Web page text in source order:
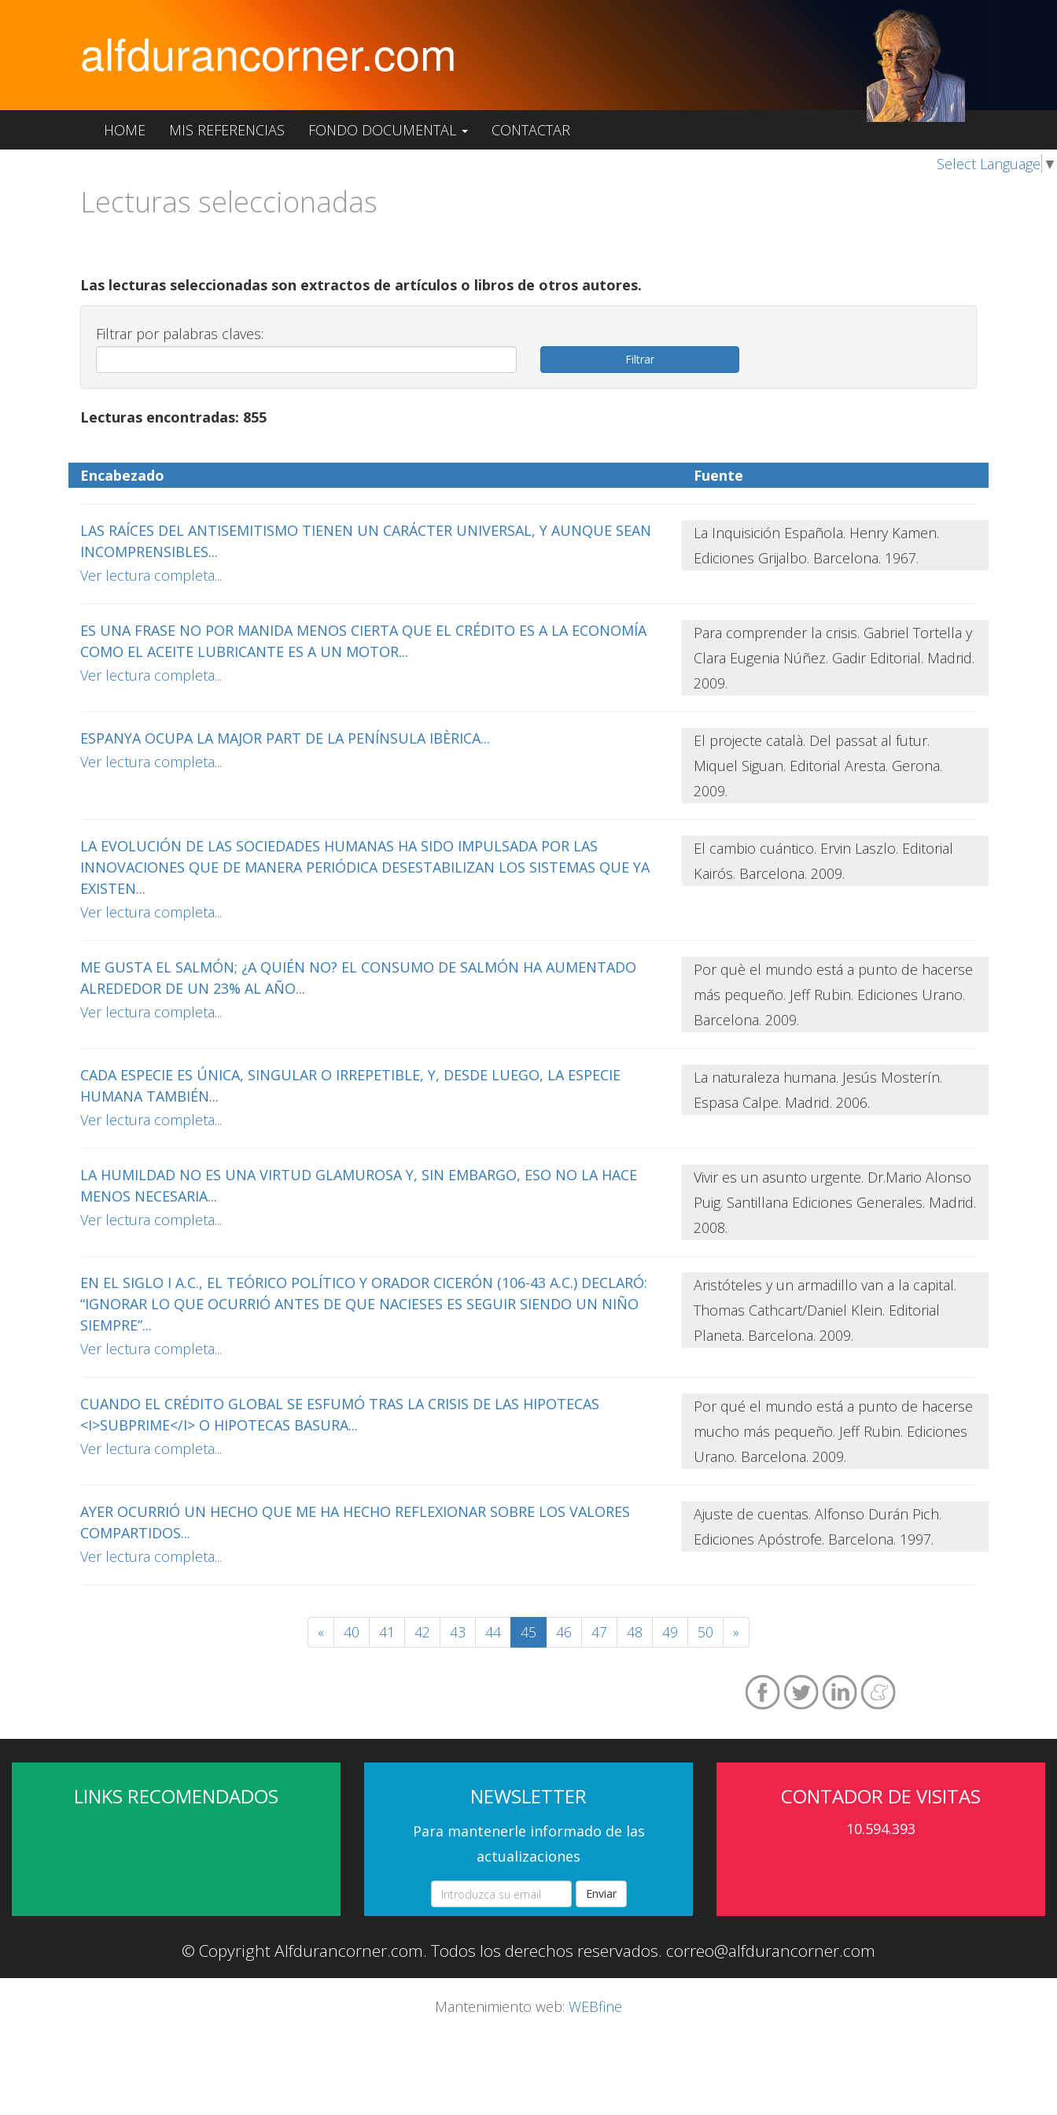
alfdurancorner.com
HOME MIS REFERENCIAS FONDO DOCUMENTAL
CONTACTAR
Select Language ▼
Lecturas seleccionadas
Las lecturas seleccionadas son extractos de artículos o libros de otros autores.
Filtrar por palabras claves:
Lecturas encontradas: 855
Encabezado Fuente
LAS RAÍCES DEL ANTISEMITISMO TIENEN UN CARÁCTER UNIVERSAL, Y AUNQUE SEAN
INCOMPRENSIBLES...
Ver lectura completa...
La Inquisición Española. Henry Kamen.
Ediciones Grijalbo. Barcelona. 1967.
ES UNA FRASE NO POR MANIDA MENOS CIERTA QUE EL CRÉDITO ES A LA ECONOMÍA
COMO EL ACEITE LUBRICANTE ES A UN MOTOR...
Ver lectura completa...
Para comprender la crisis. Gabriel Tortella y
Clara Eugenia Núñez. Gadir Editorial. Madrid.
2009.
ESPANYA OCUPA LA MAJOR PART DE LA PENÍNSULA IBÈRICA...
Ver lectura completa...
El projecte català. Del passat al futur.
Miquel Siguan. Editorial Aresta. Gerona.
2009.
LA EVOLUCIÓN DE LAS SOCIEDADES HUMANAS HA SIDO IMPULSADA POR LAS
INNOVACIONES QUE DE MANERA PERIÓDICA DESESTABILIZAN LOS SISTEMAS QUE YA
EXISTEN...
Ver lectura completa...
El cambio cuántico. Ervin Laszlo. Editorial
Kairós. Barcelona. 2009.
ME GUSTA EL SALMÓN; ¿A QUIÉN NO? EL CONSUMO DE SALMÓN HA AUMENTADO
ALREDEDOR DE UN 23% AL AÑO...
Ver lectura completa...
Por què el mundo está a punto de hacerse
más pequeño. Jeff Rubin. Ediciones Urano.
Barcelona. 2009.
CADA ESPECIE ES ÚNICA, SINGULAR O IRREPETIBLE, Y, DESDE LUEGO, LA ESPECIE
HUMANA TAMBIÉN...
Ver lectura completa...
La naturaleza humana. Jesús Mosterín.
Espasa Calpe. Madrid. 2006.
LA HUMILDAD NO ES UNA VIRTUD GLAMUROSA Y, SIN EMBARGO, ESO NO LA HACE
MENOS NECESARIA...
Ver lectura completa...
Vivir es un asunto urgente. Dr.Mario Alonso
Puig. Santillana Ediciones Generales. Madrid.
2008.
EN EL SIGLO I A.C., EL TEÓRICO POLÍTICO Y ORADOR CICERÓN (106-43 A.C.) DECLARÓ:
“IGNORAR LO QUE OCURRIÓ ANTES DE QUE NACIESES ES SEGUIR SIENDO UN NIÑO
SIEMPRE”...
Ver lectura completa...
Aristóteles y un armadillo van a la capital.
Thomas Cathcart/Daniel Klein. Editorial
Planeta. Barcelona. 2009.
CUANDO EL CRÉDITO GLOBAL SE ESFUMÓ TRAS LA CRISIS DE LAS HIPOTECAS
<I>SUBPRIME</I> O HIPOTECAS BASURA...
Ver lectura completa...
Por qué el mundo está a punto de hacerse
mucho más pequeño. Jeff Rubin. Ediciones
Urano. Barcelona. 2009.
AYER OCURRIÓ UN HECHO QUE ME HA HECHO REFLEXIONAR SOBRE LOS VALORES
COMPARTIDOS...
Ver lectura completa...
Ajuste de cuentas. Alfonso Durán Pich.
Ediciones Apóstrofe. Barcelona. 1997.
« 40 41 42 43 44 45 46 47 48 49 50 »
LINKS RECOMENDADOS NEWSLETTER
Para mantenerle informado de las
actualizaciones
Enviar
CONTADOR DE VISITAS
10.594.393
© Copyright Alfdurancorner.com. Todos los derechos reservados. correo@alfdurancorner.com
Mantenimiento web: WEBfine